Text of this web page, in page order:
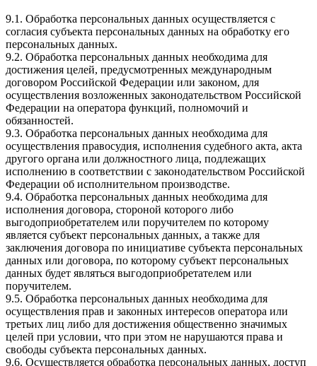
9.1. Обработка персональных данных осуществляется с
согласия субъекта персональных данных на обработку его
персональных данных.
9.2. Обработка персональных данных необходима для
достижения целей, предусмотренных международным
договором Российской Федерации или законом, для
осуществления возложенных законодательством Российской
Федерации на оператора функций, полномочий и
обязанностей.
9.3. Обработка персональных данных необходима для
осуществления правосудия, исполнения судебного акта, акта
другого органа или должностного лица, подлежащих
исполнению в соответствии с законодательством Российской
Федерации об исполнительном производстве.
9.4. Обработка персональных данных необходима для
исполнения договора, стороной которого либо
выгодоприобретателем или поручителем по которому
является субъект персональных данных, а также для
заключения договора по инициативе субъекта персональных
данных или договора, по которому субъект персональных
данных будет являться выгодоприобретателем или
поручителем.
9.5. Обработка персональных данных необходима для
осуществления прав и законных интересов оператора или
третьих лиц либо для достижения общественно значимых
целей при условии, что при этом не нарушаются права и
свободы субъекта персональных данных.
9.6. Осуществляется обработка персональных данных, доступ